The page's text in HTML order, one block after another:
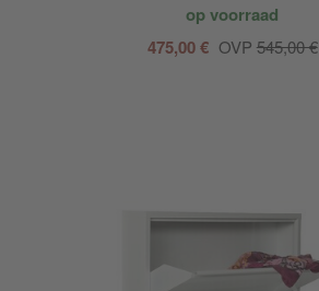
op voorraad
475,00 € OVP 545,00 €